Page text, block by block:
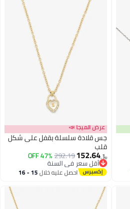
عرض الميجا 📣
جس قلادة سلسلة بقفل على شكل
قلب
﷼‏152.64
292.19
47% OFF
أقل سعر في السنة
أقل سعر في السنة
احصل عليه خلال 15 - 16